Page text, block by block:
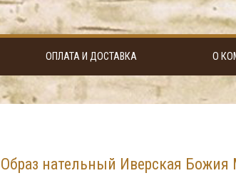
ОПЛАТА И ДОСТАВКА О
Образ нательный Иверская Божия